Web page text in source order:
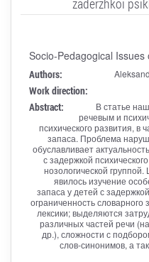
Socio-Pedagogical
Authors:
Work direction:
Abstract:
В статье
речевым и
психического развития, в
запаса. Проблема
обуславливает
с задержкой
нозологической
явилось изучение
запаса у детей с
ограниченность
лексики; выделяются
различных частей речи
др.), сложности с
слов-синонимов, а